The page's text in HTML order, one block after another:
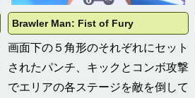
Brawler Man: Fist of Fury
画面下の５角形のそれぞれにセット
されたパンチ、キックとコンボ攻撃
でエリアの各ステージを敵を倒して